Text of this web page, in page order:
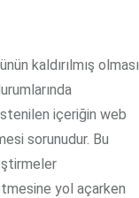
kaldırılmış olması
içeriğin web
sorunudur. Bu
yol açarken